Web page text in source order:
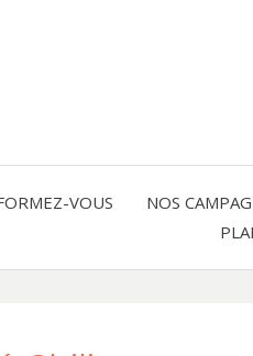
VOUS NOS